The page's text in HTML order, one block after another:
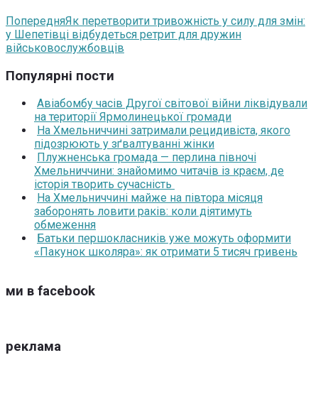
ПопередняЯк перетворити тривожність у силу для змін:
у Шепетівці відбудеться ретрит для дружин
військовослужбовців
Популярні пости
Авіабомбу часів Другої світової війни ліквідували
на території Ярмолинецької громади
На Хмельниччині затримали рецидивіста, якого
підозрюють у зґвалтуванні жінки
Плужненська громада — перлина півночі
Хмельниччини: знайомимо читачів із краєм, де
історія творить сучасність
На Хмельниччині майже на півтора місяця
заборонять ловити раків: коли діятимуть
обмеження
Батьки першокласників уже можуть оформити
«Пакунок школяра»: як отримати 5 тисяч гривень
ми в facebook
реклама